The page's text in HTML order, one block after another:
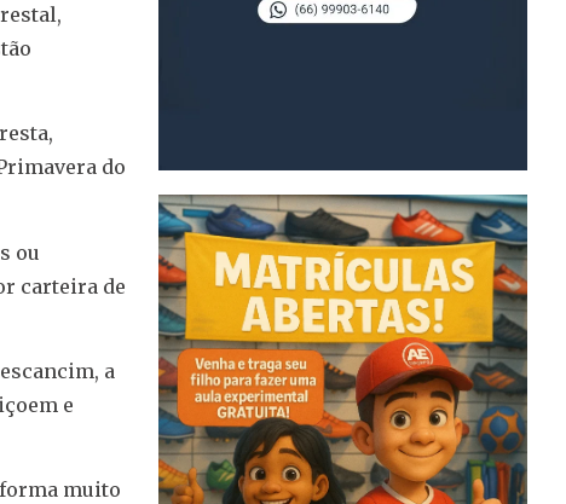
do
ou
carteira de
a
e
forma muito